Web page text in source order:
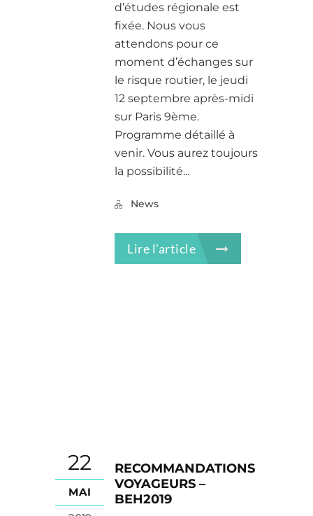
d’études régionale est
fixée. Nous vous
attendons pour ce
moment d’échanges sur
le risque routier, le jeudi
12 septembre après-midi
sur Paris 9ème.
Programme détaillé à
venir. Vous aurez toujours
la possibilité...
News
Lire l'article
22
MAI
RECOMMANDATIONS
VOYAGEURS –
BEH2019